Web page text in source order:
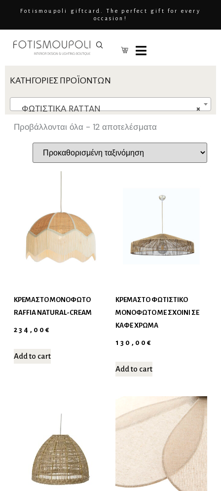
Fotismoupoli giftcard. The perfect gift for every
occasion!
ΚΑΤΗΓΟΡΊΕΣ ΠΡΟΪΌΝΤΩΝ
×
ΦΩΤΙΣΤΙΚΑ RATTAN
Προβάλλονται όλα - 12 αποτελέσματα
ΚΡΕΜΑΣΤΌ ΜΟΝΌΦΩΤΟ
RAFFIA NATURAL-CREAM
234,00€
Add to cart
ΚΡΕΜΑΣΤΌ ΦΩΤΙΣΤΙΚΌ
ΜΟΝΌΦΩΤΟ ΜΕ ΣΧΟΙΝΊ ΣΕ
ΚΑΦΈ ΧΡΏΜΑ
130,00€
Add to cart